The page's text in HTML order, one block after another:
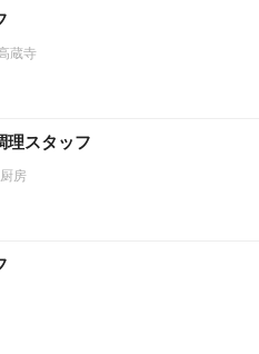
蔵寺
理スタッフ
房